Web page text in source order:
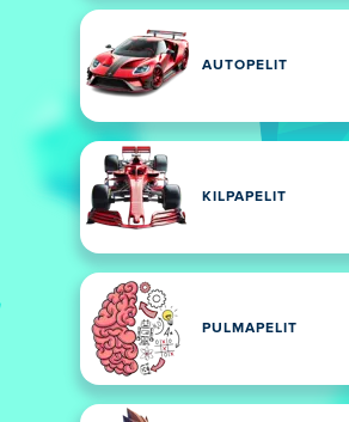
AUTOPELIT
KILPAPELIT
PULMAPELIT